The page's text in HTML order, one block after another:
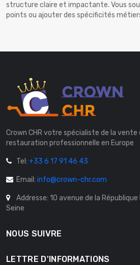
structure claire et impactante. Vous
points ou ajouter des spécificités
Crown CHR votre spécialiste de la vente
restauration professionnelle en Europe
Tel: +33 6 17 91 46 43
Email: info@crown-chr.com
Addresse: 10 avenue de la
Seine
NOUS SUIVRE
LETTRE D'INFORMATIONS